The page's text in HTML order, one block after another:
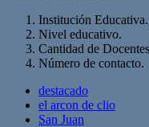
Institución Educativa.
Nivel educativo.
Cantidad de
Número de contacto.
destacado
el arcon de clio
San Juan